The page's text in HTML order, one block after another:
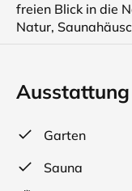
freien Blick in die
Natur,
Ausstattung
Garten
Sauna